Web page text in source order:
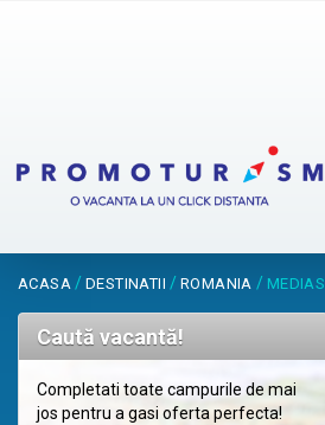
ACASA / DESTINATII / ROMANIA / MEDIAS
Caută vacantă!
Completati toate campurile de mai
jos pentru a gasi oferta perfecta!